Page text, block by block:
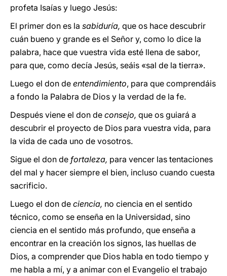
profeta Isaías y luego Jesús:
El primer don es la sabiduría, que os hace descubrir
cuán bueno y grande es el Señor y, como lo dice la
palabra, hace que vuestra vida esté llena de sabor,
para que, como decía Jesús, seáis «sal de la tierra».
Luego el don de entendimiento, para que comprendáis
a fondo la Palabra de Dios y la verdad de la fe.
Después viene el don de consejo, que os guiará a
descubrir el proyecto de Dios para vuestra vida, para
la vida de cada uno de vosotros.
Sigue el don de fortaleza, para vencer las tentaciones
del mal y hacer siempre el bien, incluso cuando cuesta
sacrificio.
Luego el don de ciencia, no ciencia en el sentido
técnico, como se enseña en la Universidad, sino
ciencia en el sentido más profundo, que enseña a
encontrar en la creación los signos, las huellas de
Dios, a comprender que Dios habla en todo tiempo y
me habla a mí, y a animar con el Evangelio el trabajo